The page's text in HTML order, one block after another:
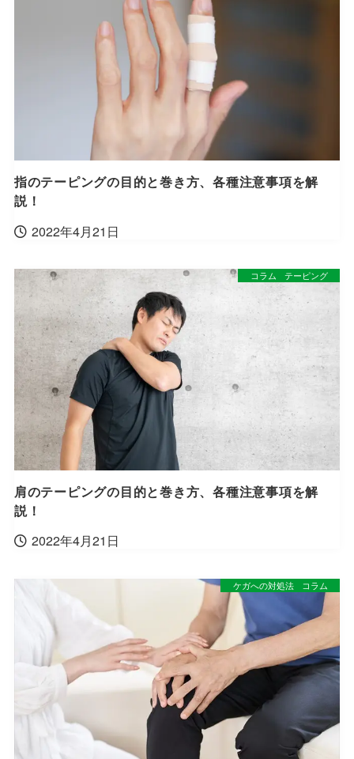
指のテーピングの目的と巻き方、各種注意事項を解
説！
2022年4月21日
肩のテーピングの目的と巻き方、各種注意事項を解
説！
2022年4月21日
コラム テーピング
ケガへの対処法 コラム